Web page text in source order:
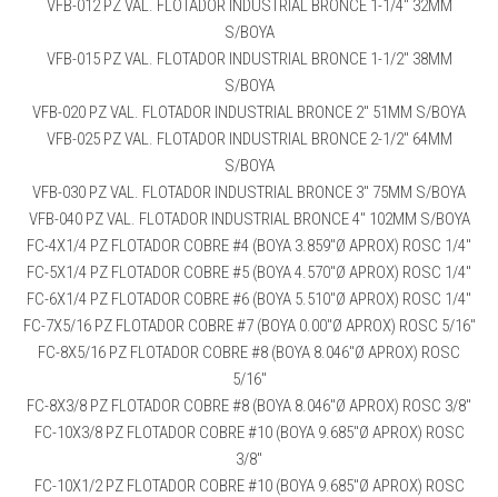
VFB-012 PZ VAL. FLOTADOR INDUSTRIAL BRONCE 1-1/4″ 32MM
S/BOYA
VFB-015 PZ VAL. FLOTADOR INDUSTRIAL BRONCE 1-1/2″ 38MM
S/BOYA
VFB-020 PZ VAL. FLOTADOR INDUSTRIAL BRONCE 2″ 51MM S/BOYA
VFB-025 PZ VAL. FLOTADOR INDUSTRIAL BRONCE 2-1/2″ 64MM
S/BOYA
VFB-030 PZ VAL. FLOTADOR INDUSTRIAL BRONCE 3″ 75MM S/BOYA
VFB-040 PZ VAL. FLOTADOR INDUSTRIAL BRONCE 4″ 102MM S/BOYA
FC-4X1/4 PZ FLOTADOR COBRE #4 (BOYA 3.859″Ø APROX) ROSC 1/4″
FC-5X1/4 PZ FLOTADOR COBRE #5 (BOYA 4.570″Ø APROX) ROSC 1/4″
FC-6X1/4 PZ FLOTADOR COBRE #6 (BOYA 5.510″Ø APROX) ROSC 1/4″
FC-7X5/16 PZ FLOTADOR COBRE #7 (BOYA 0.00″Ø APROX) ROSC 5/16″
FC-8X5/16 PZ FLOTADOR COBRE #8 (BOYA 8.046″Ø APROX) ROSC
5/16″
FC-8X3/8 PZ FLOTADOR COBRE #8 (BOYA 8.046″Ø APROX) ROSC 3/8″
FC-10X3/8 PZ FLOTADOR COBRE #10 (BOYA 9.685″Ø APROX) ROSC
3/8″
FC-10X1/2 PZ FLOTADOR COBRE #10 (BOYA 9.685″Ø APROX) ROSC